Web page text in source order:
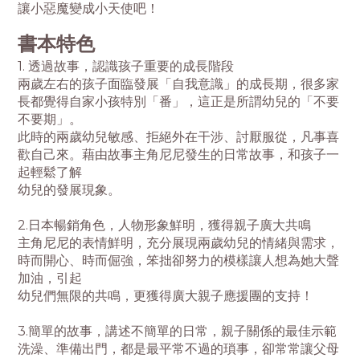
讓小惡魔變成小天使吧！
書本特色
1. 透過故事，認識孩子重要的成長階段
兩歲左右的孩子面臨發展「自我意識」的成長期，很多家
長都覺得自家小孩特別「番」，這正是所謂幼兒的「不要
不要期」。
此時的兩歲幼兒敏感、拒絕外在干涉、討厭服從，凡事喜
歡自己來。藉由故事主角尼尼發生的日常故事，和孩子一
起輕鬆了解
幼兒的發展現象。
2.日本暢銷角色，人物形象鮮明，獲得親子廣大共鳴
主角尼尼的表情鮮明，充分展現兩歲幼兒的情緒與需求，
時而開心、時而倔強，笨拙卻努力的模樣讓人想為她大聲
加油，引起
幼兒們無限的共鳴，更獲得廣大親子應援團的支持！
3.簡單的故事，講述不簡單的日常，親子關係的最佳示範
洗澡、準備出門，都是最平常不過的瑣事，卻常常讓父母